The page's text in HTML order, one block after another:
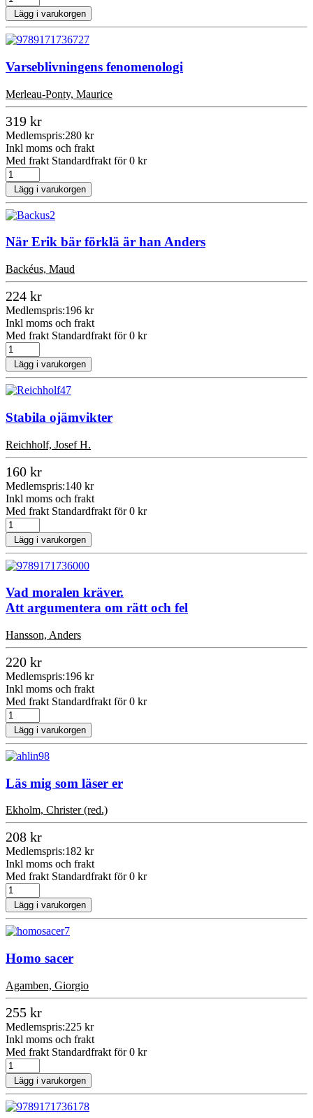
Lägg i varukorgen
Varseblivningens fenomenologi
Merleau-Ponty, Maurice
319 kr
Medlemspris:280 kr
Inkl moms och frakt
Med frakt Standardfrakt för 0 kr
Lägg i varukorgen
När Erik bär förklä är han Anders
Backéus, Maud
224 kr
Medlemspris:196 kr
Inkl moms och frakt
Med frakt Standardfrakt för 0 kr
Lägg i varukorgen
Stabila ojämvikter
Reichholf, Josef H.
160 kr
Medlemspris:140 kr
Inkl moms och frakt
Med frakt Standardfrakt för 0 kr
Lägg i varukorgen
Vad moralen kräver.
Att argumentera om rätt och fel
Hansson, Anders
220 kr
Medlemspris:196 kr
Inkl moms och frakt
Med frakt Standardfrakt för 0 kr
Lägg i varukorgen
Läs mig som läser er
Ekholm, Christer (red.)
208 kr
Medlemspris:182 kr
Inkl moms och frakt
Med frakt Standardfrakt för 0 kr
Lägg i varukorgen
Homo sacer
Agamben, Giorgio
255 kr
Medlemspris:225 kr
Inkl moms och frakt
Med frakt Standardfrakt för 0 kr
Lägg i varukorgen